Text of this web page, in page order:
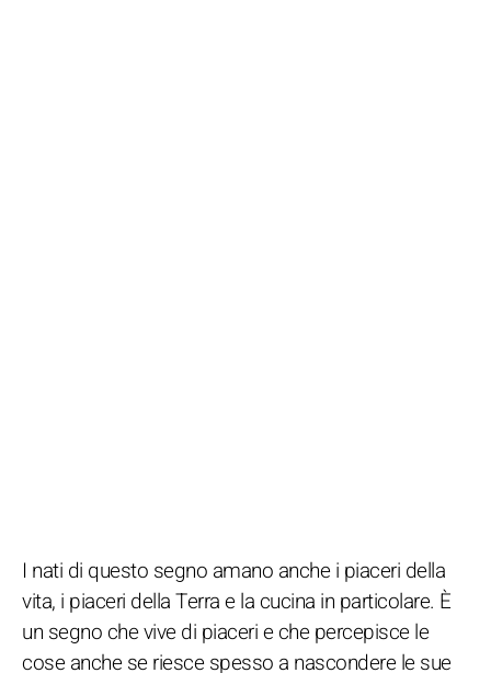
I nati di questo segno amano anche i piaceri della
vita, i piaceri della Terra e la cucina in particolare. È
un segno che vive di piaceri e che percepisce le
cose anche se riesce spesso a nascondere le sue